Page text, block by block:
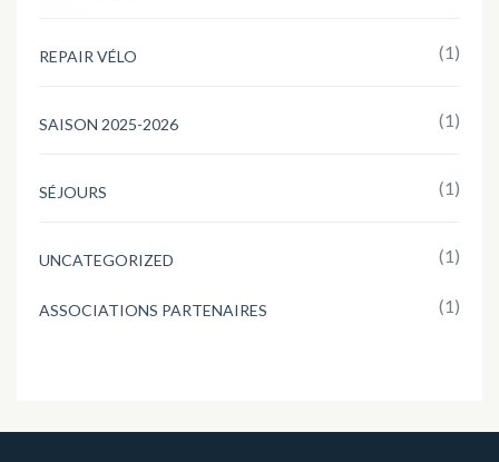
REPAIR VÉLO (1)
SAISON 2025-2026 (1)
SÉJOURS (1)
UNCATEGORIZED (1)
ASSOCIATIONS PARTENAIRES (1)